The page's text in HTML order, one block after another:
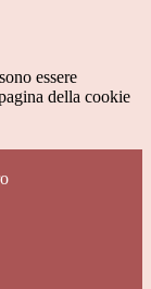
essere
della cookie